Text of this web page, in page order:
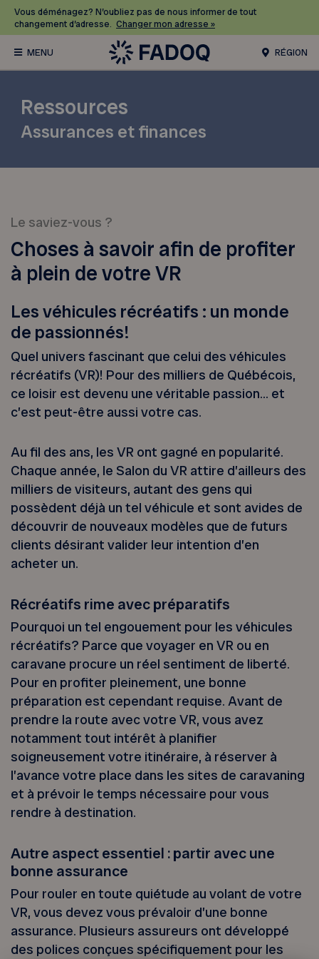
Vous déménagez? N’oubliez pas de nous informer de tout
changement d’adresse. Changer mon adresse »
RÉGION
Ressources
Assurances et finances
Le saviez-vous ?
Choses à savoir afin de profiter
à plein de votre VR
Les véhicules récréatifs : un monde
de passionnés!
Quel univers fascinant que celui des véhicules
récréatifs (VR)! Pour des milliers de Québécois,
ce loisir est devenu une véritable passion… et
c’est peut-être aussi votre cas.
Au fil des ans, les VR ont gagné en popularité.
Chaque année, le Salon du VR attire d’ailleurs des
milliers de visiteurs, autant des gens qui
possèdent déjà un tel véhicule et sont avides de
découvrir de nouveaux modèles que de futurs
clients désirant valider leur intention d’en
acheter un.
Récréatifs rime avec préparatifs
Pourquoi un tel engouement pour les véhicules
récréatifs? Parce que voyager en VR ou en
caravane procure un réel sentiment de liberté.
Pour en profiter pleinement, une bonne
préparation est cependant requise. Avant de
prendre la route avec votre VR, vous avez
notamment tout intérêt à planifier
soigneusement votre itinéraire, à réserver à
l’avance votre place dans les sites de caravaning
et à prévoir le temps nécessaire pour vous
rendre à destination.
Autre aspect essentiel : partir avec une
bonne assurance
Pour rouler en toute quiétude au volant de votre
VR, vous devez vous prévaloir d’une bonne
assurance. Plusieurs assureurs ont développé
des polices conçues spécifiquement pour les